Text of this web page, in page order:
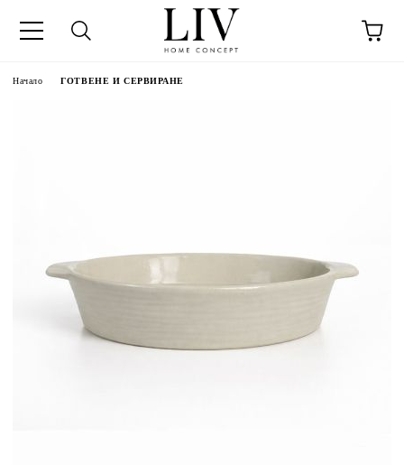
Начало ГОТВЕНЕ И СЕРВИРАНЕ